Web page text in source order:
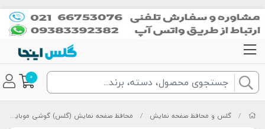
0
/ گلس و محافظ صفحه نمایش / محافظ صفحه نمایش (گلس) گوشی موبایل